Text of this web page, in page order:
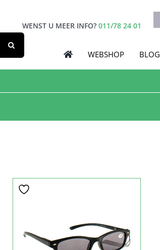
WENST U MEER INFO? 011/78 24 01
WEBSHOP BLOG